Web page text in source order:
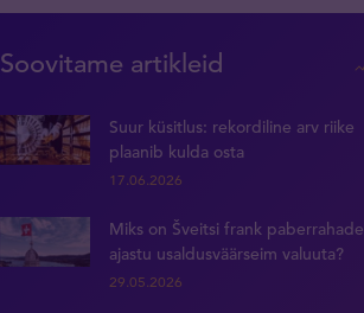
Soovitame artikleid
Suur küsitlus: rekordiline arv riike
plaanib kulda osta
17.06.2026
Miks on Šveitsi frank paberrahade
ajastu usaldusväärseim valuuta?
29.05.2026